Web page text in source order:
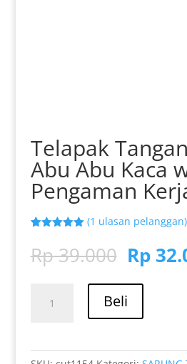
Telapak
Abu Abu Kaca
Pengaman
berdasarka
penilaian
(1 ulasan pelanggan)
Rp39.000 Harga
aslinya
adalah:
Rp
Rp
Telapak
Beli